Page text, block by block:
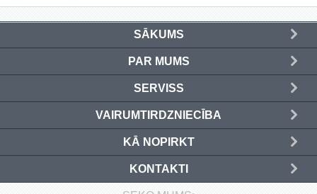
SĀKUMS
PAR MUMS
SERVISS
VAIRUMTIRDZNIECĪBA
KĀ NOPIRKT
KONTAKTI
Ziemassvētku preces (14)
Reģistrēties